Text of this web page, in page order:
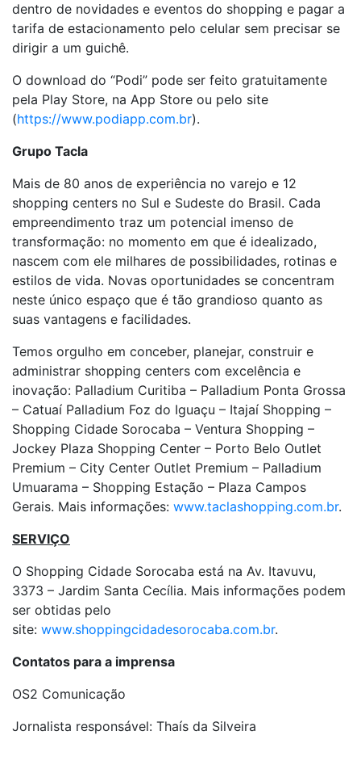
dentro de novidades e eventos do shopping e pagar a
tarifa de estacionamento pelo celular sem precisar se
dirigir a um guichê.
O download do “Podi” pode ser feito gratuitamente
pela Play Store, na App Store ou pelo site
(https://www.podiapp.com.br).
Grupo Tacla
Mais de 80 anos de experiência no varejo e 12
shopping centers no Sul e Sudeste do Brasil. Cada
empreendimento traz um potencial imenso de
transformação: no momento em que é idealizado,
nascem com ele milhares de possibilidades, rotinas e
estilos de vida. Novas oportunidades se concentram
neste único espaço que é tão grandioso quanto as
suas vantagens e facilidades.
Temos orgulho em conceber, planejar, construir e
administrar shopping centers com excelência e
inovação: Palladium Curitiba – Palladium Ponta Grossa
– Catuaí Palladium Foz do Iguaçu – Itajaí Shopping –
Shopping Cidade Sorocaba – Ventura Shopping –
Jockey Plaza Shopping Center – Porto Belo Outlet
Premium – City Center Outlet Premium – Palladium
Umuarama – Shopping Estação – Plaza Campos
Gerais. Mais informações: www.taclashopping.com.br.
SERVIÇO
O Shopping Cidade Sorocaba está na Av. Itavuvu,
3373 – Jardim Santa Cecília. Mais informações podem
ser obtidas pelo
site: www.shoppingcidadesorocaba.com.br.
Contatos para a imprensa
OS2 Comunicação
Jornalista responsável: Thaís da Silveira